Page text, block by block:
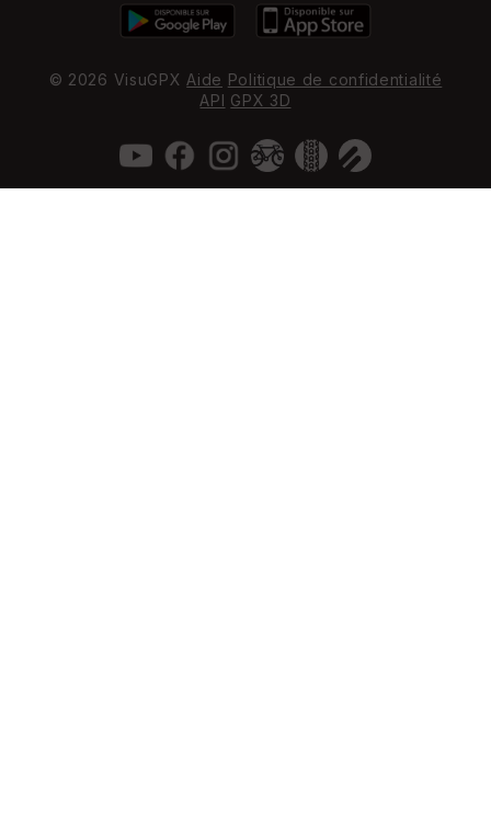
© 2026 VisuGPX Aide Politique de confidentialité
API GPX 3D